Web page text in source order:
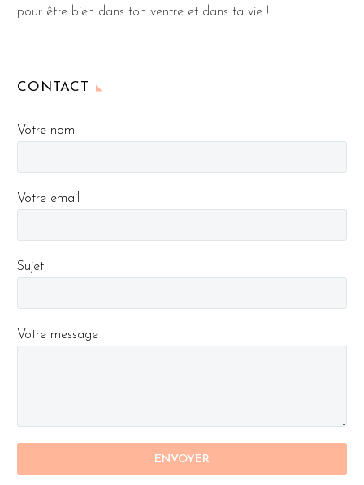
pour être bien dans ton ventre et dans ta vie !
CONTACT
Votre nom
Votre email
Sujet
Votre message